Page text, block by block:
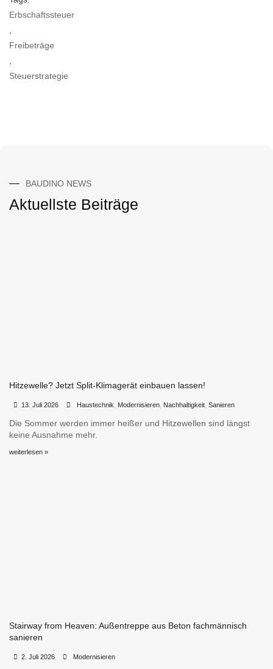
Erbschaftssteuer
Freibeträge
Steuerstrategie
BAUDINO NEWS
Aktuellste Beiträge
Hitzewelle? Jetzt Split-Klimagerät einbauen lassen!
13. Juli 2026 Haustechnik Modernisieren, Nachhaltigkeit, Sanieren
Die Sommer werden immer heißer und Hitzewellen sind längst
keine Ausnahme mehr.
weiterlesen »
Stairway from Heaven: Außentreppe aus Beton fachmännisch
sanieren
2. Juli 2026 Modernisieren